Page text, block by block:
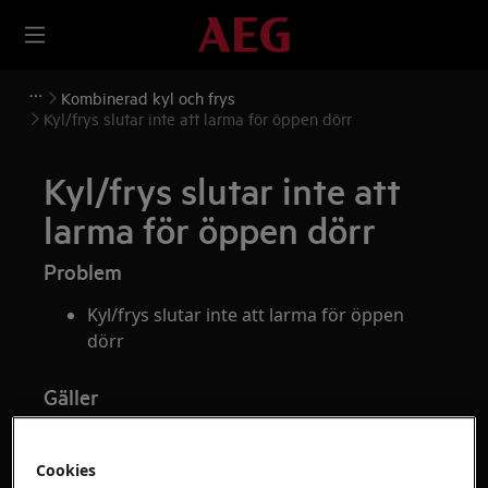
Kombinerad kyl och frys
Kyl/frys slutar inte att larma för öppen dörr
Kyl/frys slutar inte att
larma för öppen dörr
Problem
Kyl/frys slutar inte att larma för öppen
dörr
Gäller
Kyl-frys
Cookies